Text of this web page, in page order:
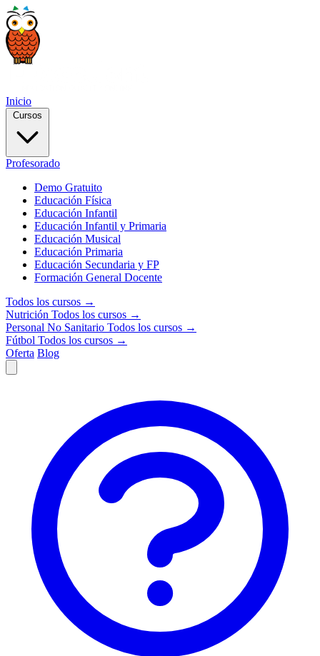
Inicio
Cursos
Profesorado
Demo Gratuito
Educación Física
Educación Infantil
Educación Infantil y Primaria
Educación Musical
Educación Primaria
Educación Secundaria y FP
Formación General Docente
Todos los cursos →
Nutrición Todos los cursos →
Personal No Sanitario Todos los cursos →
Fútbol Todos los cursos →
Oferta Blog